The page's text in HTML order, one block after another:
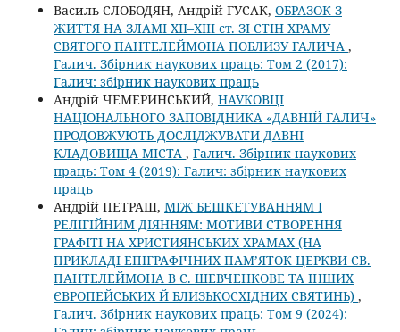
Василь СЛОБОДЯН, Андрій ГУСАК, ОБРАЗОК З
ЖИТТЯ НА ЗЛАМІ ХІІ–ХІІІ ст. ЗІ СТІН ХРАМУ
СВЯТОГО ПАНТЕЛЕЙМОНА ПОБЛИЗУ ГАЛИЧА ,
Галич. Збірник наукових праць: Том 2 (2017):
Галич: збірник наукових праць
Андрій ЧЕМЕРИНСЬКИЙ, НАУКОВЦІ
НАЦІОНАЛЬНОГО ЗАПОВІДНИКА «ДАВНІЙ ГАЛИЧ»
ПРОДОВЖУЮТЬ ДОСЛІДЖУВАТИ ДАВНІ
КЛАДОВИЩА МІСТА , Галич. Збірник наукових
праць: Том 4 (2019): Галич: збірник наукових
праць
Андрій ПЕТРАШ, МІЖ БЕШКЕТУВАННЯМ І
РЕЛІГІЙНИМ ДІЯННЯМ: МОТИВИ СТВОРЕННЯ
ГРАФІТІ НА ХРИСТИЯНСЬКИХ ХРАМАХ (НА
ПРИКЛАДІ ЕПІГРАФІЧНИХ ПАМ’ЯТОК ЦЕРКВИ СВ.
ПАНТЕЛЕЙМОНА В С. ШЕВЧЕНКОВЕ ТА ІНШИХ
ЄВРОПЕЙСЬКИХ Й БЛИЗЬКОСХІДНИХ СВЯТИНЬ) ,
Галич. Збірник наукових праць: Том 9 (2024):